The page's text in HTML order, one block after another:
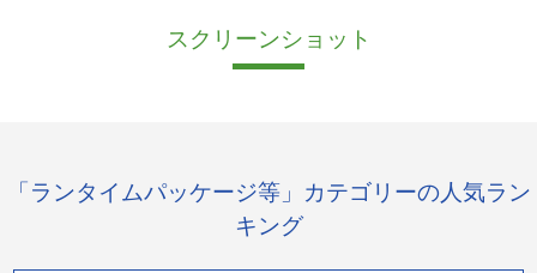
スクリーンショット
「ランタイムパッケージ等」カテゴリーの人気ラン
キング